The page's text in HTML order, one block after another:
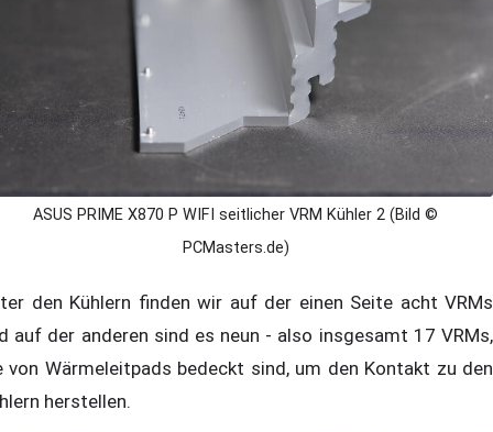
ASUS PRIME X870 P WIFI seitlicher VRM Kühler 2 (Bild ©
PCMasters.de)
den Kühlern finden wir auf der einen Seite acht VRMs
auf der anderen sind es neun - also insgesamt 17 VRMs,
von Wärmeleitpads bedeckt sind, um den Kontakt zu den
herstellen.